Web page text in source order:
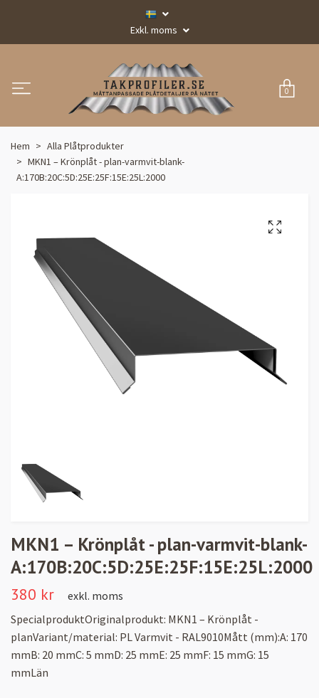
Exkl. moms
0
Hem
Alla Plåtprodukter
MKN1 – Krönplåt - plan-varmvit-blank-
A:170B:20C:5D:25E:25F:15E:25L:2000
MKN1 – Krönplåt - plan-varmvit-blank-
A:170B:20C:5D:25E:25F:15E:25L:2000
380 kr
exkl. moms
SpecialproduktOriginalprodukt: MKN1 – Krönplåt -
planVariant/material: PL Varmvit - RAL9010Mått (mm):A: 170
mmB: 20 mmC: 5 mmD: 25 mmE: 25 mmF: 15 mmG: 15
mmLän